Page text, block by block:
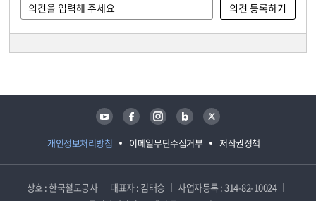
개인정보처리방침 이메일무단수집거부 저작권정책
유튜브 페이스북 인스타그램 블로그 트위터
상호 : 한국철도공사 대표자 : 김태승
사업자등록 : 314-82-10024